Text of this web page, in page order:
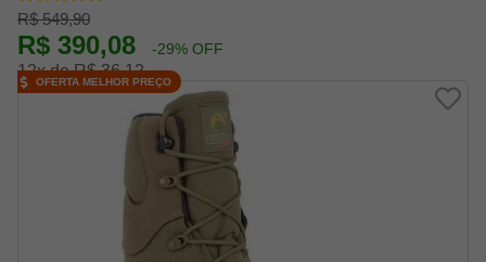
R$ 549,90
R$ 390,08 -29% OFF
12x de R$ 36,12
OFERTA MELHOR PREÇO